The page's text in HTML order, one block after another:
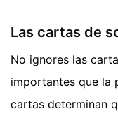
Las cartas de
No ignores las
importantes que la
cartas determinan